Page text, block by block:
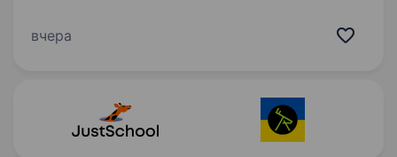
бригада шукає військового перекладача
вчера